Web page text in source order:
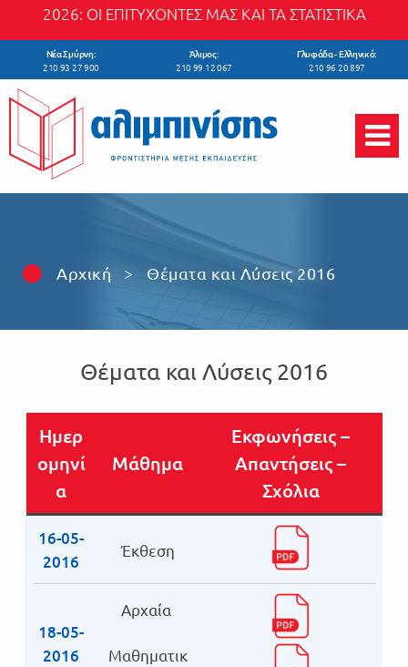
Skip to main content
2026: ΟΙ ΕΠΙΤΥΧΟΝΤΕΣ ΜΑΣ ΚΑΙ ΤΑ ΣΤΑΤΙΣΤΙΚΑ
Νέα Σμύρνη:
210 93 27 900
Άλιμος:
210 99 12 067
Γλυφάδα - Ελληνικό:
210 96 20 897
Αρχική > Θέματα και Λύσεις 2016
Θέματα και Λύσεις 2016
Ημερ
ομηνί
α
Μάθημα
Εκφωνήσεις –
Απαντήσεις –
Σχόλια
16-05-
2016
Έκθεση
18-05-
2016
Αρχαία
Μαθηματικ